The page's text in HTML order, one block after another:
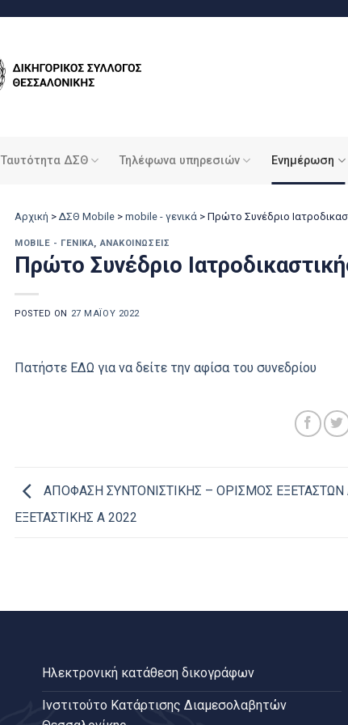
Ταυτότητα ΔΣΘ Τηλέφωνα υπηρεσιών Ενημέρωση
Αρχική > ΔΣΘ Mobile > mobile - γενικά > Πρώτο Συνέδριο
MOBILE - ΓΕΝΙΚΆ,ΑΝΑΚΟΙΝΏΣΕΙΣ
Πρώτο Συνέδριο
POSTED ON 27 ΜΑΪ́ΟΥ 2022
Πατήστε ΕΔΩ για να δείτε την αφίσα του συνεδρίου
ΑΠΟΦΑΣΗ ΣΥΝΤΟΝΙΣΤΙΚΗΣ – ΟΡΙΣΜΟΣ ΕΞΕΤΑΣΤΩΝ
ΕΞΕΤΑΣΤΙΚΗΣ Α 2022
Ηλεκτρονική κατάθεση δικογράφων
Ινστιτούτο Κατάρτισης Διαμεσολαβητών